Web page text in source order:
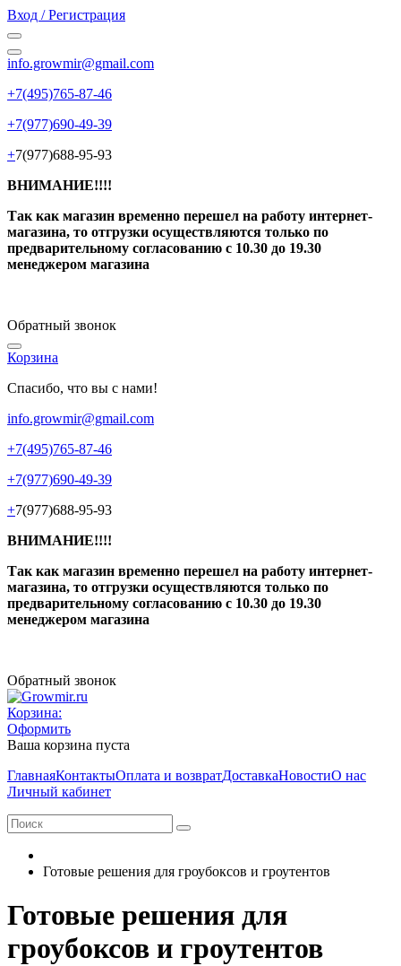
Вход / Регистрация
info.growmir@gmail.com
+7(495)765-87-46
+7(977)690-49-39
+7(977)688-95-93
ВНИМАНИЕ!!!!
Так как магазин временно перешел на работу интернет-
магазина, то отгрузки осуществляются только по
предварительному согласованию с 10.30 до 19.30
менеджером магазина
Обратный звонок
Корзина
Спасибо, что вы с нами!
info.growmir@gmail.com
+7(495)765-87-46
+7(977)690-49-39
+7(977)688-95-93
ВНИМАНИЕ!!!!
Так как магазин временно перешел на работу интернет-
магазина, то отгрузки осуществляются только по
предварительному согласованию с 10.30 до 19.30
менеджером магазина
Обратный звонок
Корзина:
Оформить
Ваша корзина пуста
ГлавнаяКонтактыОплата и возвратДоставкаНовостиО нас
Личный кабинет
Готовые решения для гроубоксов и гроутентов
Готовые решения для
гроубоксов и гроутентов